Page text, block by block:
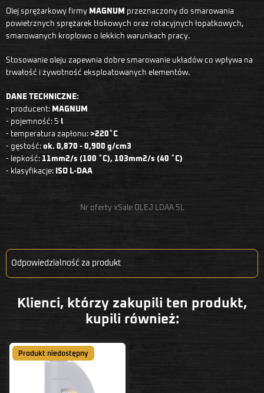
Olej sprężarkowy firmy MAGNUM przeznaczony do smarowania
powietrznych sprężarek tłokowych oraz rotacyjnych łopatkowych,
smarowanych kroplowo o lekkich warunkach pracy.
Stosowanie oleju zapewnia dobre smarowanie układów co wpływa na
trwałość i żywotność eksploatowanych elementów.
DANE TECHNICZNE:
- producent: MAGNUM
- pojemność: 5 l
- temperatura zapłonu: >220˚C
- gęstość: ok. 0,870 - 0,900 g/cm3
- lepkość: 11mm2/s (100 ˚C), 103mm2/s (40 ˚C)
- klasyfikacje: ISO L-DAA
Nr oferty xSale OLEJ LDAA 5L
Odpowiedzialność za produkt
Klienci, którzy zakupili ten produkt,
kupili również:
Produkt niedostępny